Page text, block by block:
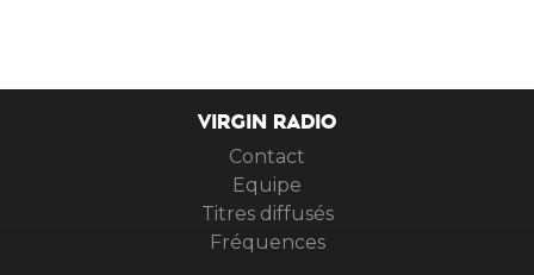
VIRGIN RADIO
Contact
Equipe
Titres diffusés
Fréquences